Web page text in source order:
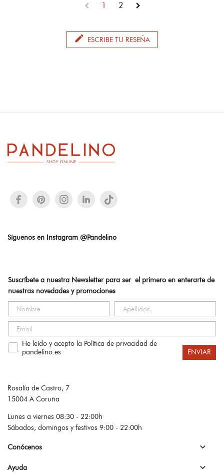
chevron_left 1 2 chevron_right
edit ESCRIBE TU RESEÑA
Síguenos en Instagram @Pandelino
Suscríbete a nuestra Newsletter para ser el primero en enterarte de
nuestras novedades y promociones
He leído y acepto la Política de privacidad de
pandelino.es
ENVIAR
Rosalía de Castro, 7
15004 A Coruña
Lunes a viernes 08:30 - 22:00h
Sábados, domingos y festivos 9:00 - 22:00h
Conócenos 
Ayuda 